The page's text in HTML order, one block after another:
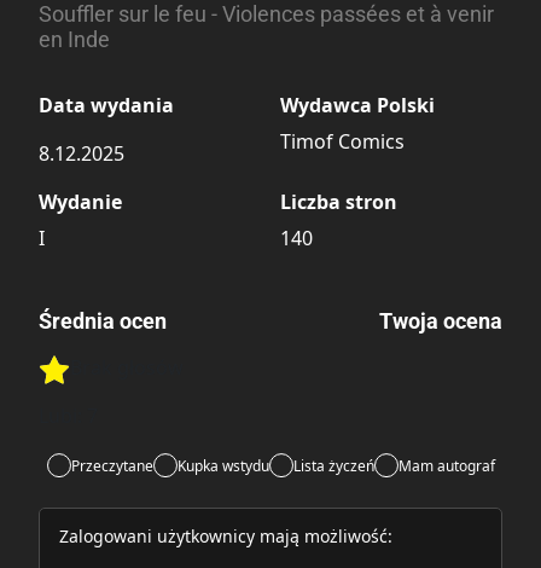
Souffler sur le feu - Violences passées et à venir
en Inde
Data wydania
8.12.2025
Wydawca Polski
Timof Comics
Wydanie
I
Liczba stron
140
Średnia ocen
Rate this item:
Twoja ocena
Przeczytane Kupka wstydu Lista życzeń Mam autograf
Zalogowani użytkownicy mają możliwość: